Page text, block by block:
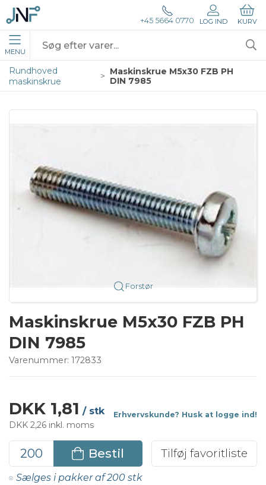
+45 5664 0770 LOG IND KURV
MENU
Rundhoved
maskinskrue
Maskinskrue M5x30 FZB PH
DIN 7985
Forstør
Maskinskrue M5x30 FZB PH
DIN 7985
Varenummer: 172833
DKK 1,81 / stk Erhvervskunde? Husk at logge ind!
DKK 2,26 inkl. moms
Bestil
Sælges i pakker af 200 stk
Tilføj favoritliste